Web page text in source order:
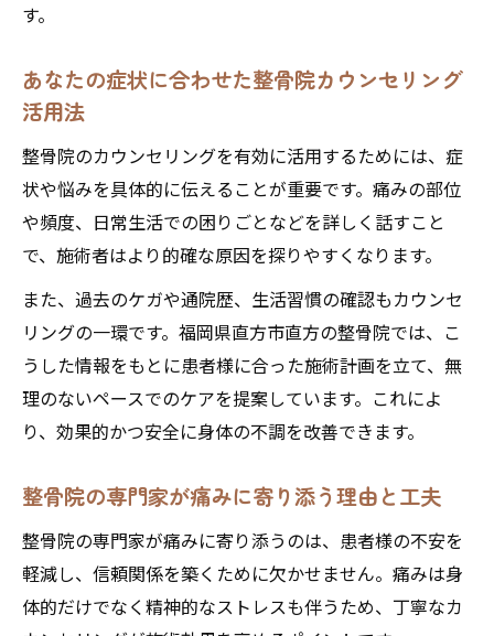
す。
あなたの症状に合わせた整骨院カウンセリング
活用法
整骨院のカウンセリングを有効に活用するためには、症
状や悩みを具体的に伝えることが重要です。痛みの部位
や頻度、日常生活での困りごとなどを詳しく話すこと
で、施術者はより的確な原因を探りやすくなります。
また、過去のケガや通院歴、生活習慣の確認もカウンセ
リングの一環です。福岡県直方市直方の整骨院では、こ
うした情報をもとに患者様に合った施術計画を立て、無
理のないペースでのケアを提案しています。これによ
り、効果的かつ安全に身体の不調を改善できます。
整骨院の専門家が痛みに寄り添う理由と工夫
整骨院の専門家が痛みに寄り添うのは、患者様の不安を
軽減し、信頼関係を築くために欠かせません。痛みは身
体的だけでなく精神的なストレスも伴うため、丁寧なカ